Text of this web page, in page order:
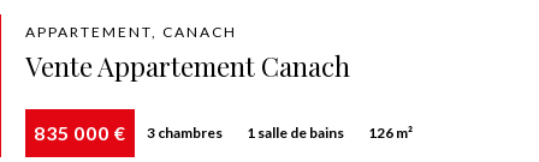
APPARTEMENT, CANACH
Vente Appartement Canach
835 000 € 3 chambres 1 salle de bains 126 m²